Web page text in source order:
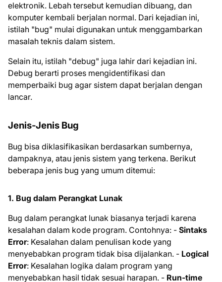
elektronik. Lebah tersebut kemudian dibuang, dan
komputer kembali berjalan normal. Dari kejadian ini,
istilah "bug" mulai digunakan untuk menggambarkan
masalah teknis dalam sistem.
Selain itu, istilah "debug" juga lahir dari kejadian ini.
Debug berarti proses mengidentifikasi dan
memperbaiki bug agar sistem dapat berjalan dengan
lancar.
Jenis-Jenis Bug
Bug bisa diklasifikasikan berdasarkan sumbernya,
dampaknya, atau jenis sistem yang terkena. Berikut
beberapa jenis bug yang umum ditemui:
1. Bug dalam Perangkat Lunak
Bug dalam perangkat lunak biasanya terjadi karena
kesalahan dalam kode program. Contohnya: - Sintaks
Error: Kesalahan dalam penulisan kode yang
menyebabkan program tidak bisa dijalankan. - Logical
Error: Kesalahan logika dalam program yang
menyebabkan hasil tidak sesuai harapan. - Run-time